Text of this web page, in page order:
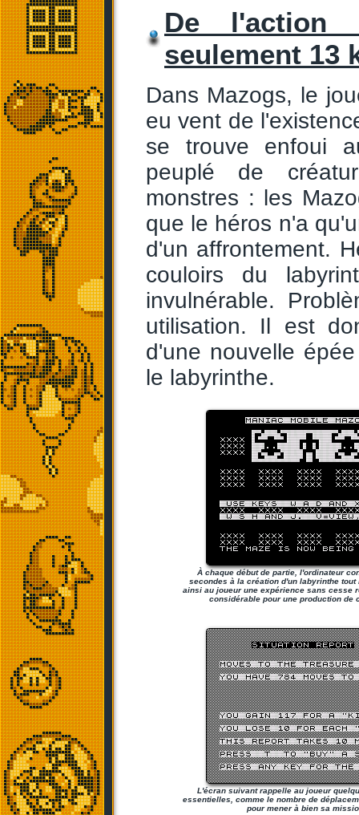
De l'action
seulement 13
Dans Mazogs, le
eu vent de
se trouve enfoui
peuplé de
monstres : les
que le héros n'a
d'un affrontement.
couloirs du
invulnérable.
utilisation. Il est
d'une nouvelle
le labyrinthe.
À chaque début de partie, l'ordinateur
secondes à la création d'un labyrinthe tout
ainsi au joueur une expérience sans cesse
considérable pour une production de
L'écran suivant rappelle au joueur
essentielles, comme le nombre de
pour mener à bien sa